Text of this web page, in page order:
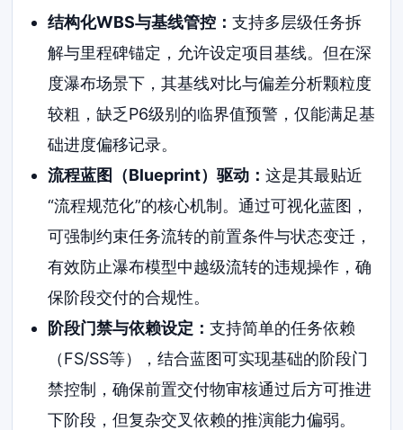
结构化WBS与基线管控： 支持多层级任务拆
解与里程碑锚定，允许设定项目基线。但在深
度瀑布场景下，其基线对比与偏差分析颗粒度
较粗，缺乏P6级别的临界值预警，仅能满足基
础进度偏移记录。
流程蓝图（Blueprint）驱动： 这是其最贴近
“流程规范化”的核心机制。通过可视化蓝图，
可强制约束任务流转的前置条件与状态变迁，
有效防止瀑布模型中越级流转的违规操作，确
保阶段交付的合规性。
阶段门禁与依赖设定： 支持简单的任务依赖
（FS/SS等），结合蓝图可实现基础的阶段门
禁控制，确保前置交付物审核通过后方可推进
下阶段，但复杂交叉依赖的推演能力偏弱。